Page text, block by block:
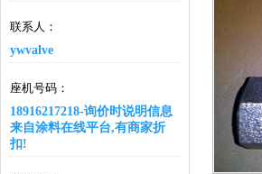
联系人：
ywvalve
座机号码：
18916217218-询价时说明信息
来自涂料在线平台,有商家折
扣!